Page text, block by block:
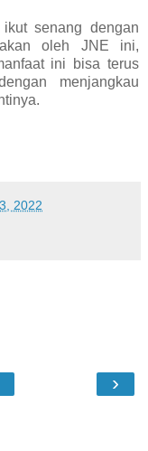
senang dengan
oleh JNE ini,
ini bisa terus
menjangkau
2022
›